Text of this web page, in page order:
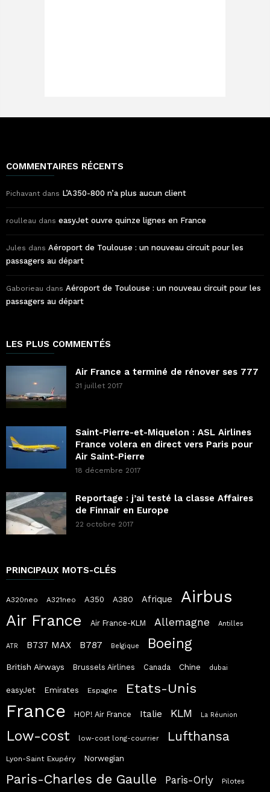
COMMENTAIRES RÉCENTS
Pichavant dans L’A350-800 n’a plus aucun client
roulleau dans easyJet ouvre quinze lignes en France
Jules dans Aéroport de Toulouse : un nouveau circuit pour les
passagers au départ
Gaborieau dans Aéroport de Toulouse : un nouveau circuit pour les
passagers au départ
LES PLUS COMMENTÉS
Air France a terminé de rénover ses 777
31 juillet 2017
Saint-Pierre-et-Miquelon : ASL Airlines
France volera en direct vers Paris pour
Air Saint-Pierre
18 décembre 2017
Reportage : j’ai testé la classe Affaires
de Finnair en Europe
22 octobre 2017
PRINCIPAUX MOTS-CLÉS
A320neo A321neo A350 A380 Afrique Airbus
Air France Air France-KLM Allemagne Antilles
ATR B737 MAX B787 Belgique Boeing
British Airways Brussels Airlines Canada Chine dubai
easyJet Emirates Espagne Etats-Unis
France HOP! Air France Italie KLM La Réunion
Low-cost low-cost long-courrier Lufthansa
Lyon-Saint Exupéry Norwegian
Paris-Charles de Gaulle Paris-Orly Pilotes